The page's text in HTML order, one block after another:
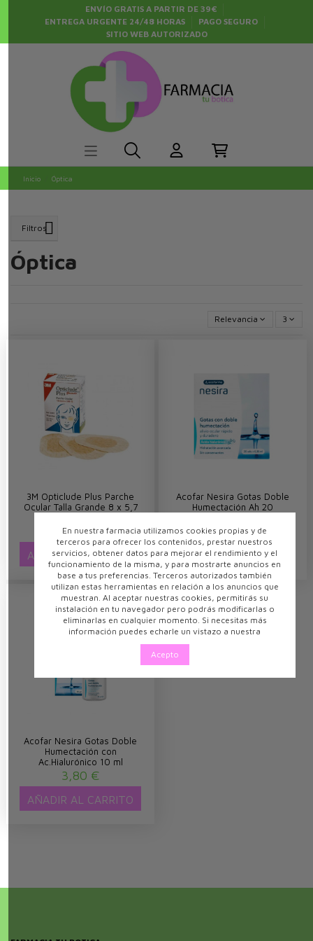
ENVÍO GRATIS A PARTIR DE 39€
ENTREGA URGENTE 24/48 HORAS
PAGO SEGURO
SITIO WEB AUTORIZADO
Inicio Óptica
Óptica
Relevancia 3
3M Opticlude Plus Parche
Ocular Talla Grande 8 x 5,7
4,27 €
AÑADIR AL CARRITO
Acofar Nesira Gotas Doble
Humectación Ah 20
4,50 €
AÑADIR AL CARRITO
Acofar Nesira Gotas Doble
Humectación con
Ac.Hialurónico 10 ml
3,80 €
AÑADIR AL CARRITO
Filtros
En nuestra farmacia utilizamos cookies propias y de
terceros para ofrecer los contenidos, prestar nuestros
servicios, obtener datos para mejorar el rendimiento y el
funcionamiento de la misma, y para mostrarte anuncios en
base a tus preferencias. Terceros autorizados también
utilizan estas herramientas en relación a los anuncios que
muestran. Al aceptar nuestras cookies, permitirás su
instalación en tu navegador pero podrás modificarlas o
eliminarlas en cualquier momento. Si necesitas más
información puedes echarle un vistazo a nuestra
Acepto